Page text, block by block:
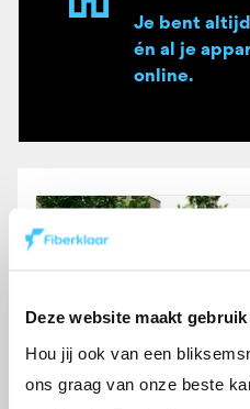
Deze website maakt
Hou jij ook van een
ons graag van onze beste
Je bent
én al je
online.